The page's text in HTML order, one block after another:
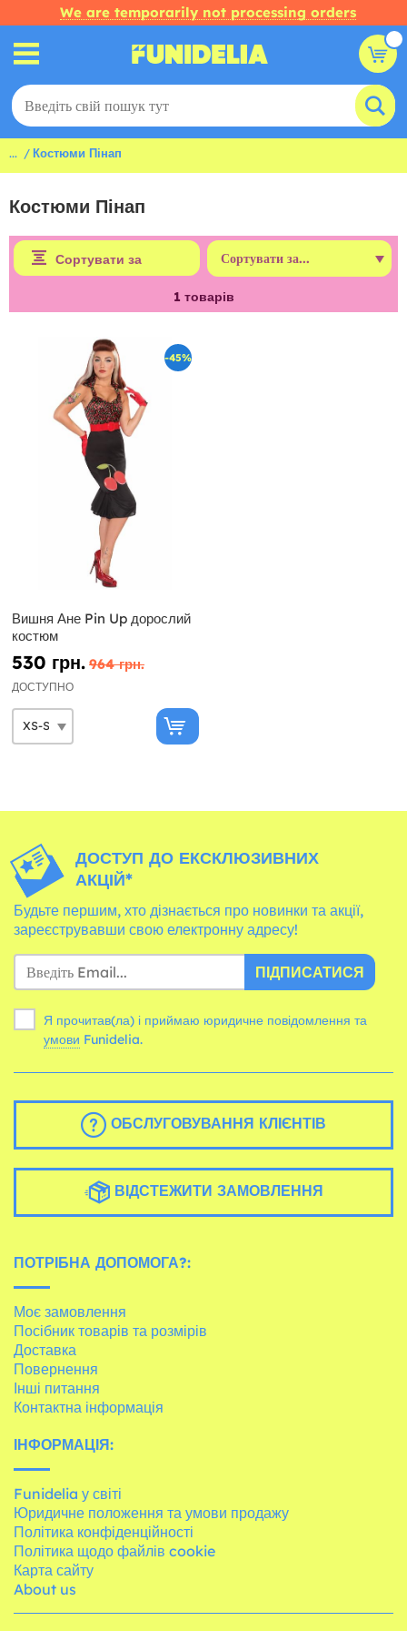
We are temporarily not processing orders
... Костюми Пінап
Костюми Пінап
Сортувати за
1 товарів
-45%
Вишня Ане Pin Up дорослий
костюм
530 грн. 964 грн.
ДОСТУПНО
ДОСТУП ДО ЕКСКЛЮЗИВНИХ
АКЦІЙ*
Будьте першим, хто дізнається про новинки та акції,
зареєструвавши свою електронну адресу!
ПІДПИСАТИСЯ
Я прочитав(ла) і приймаю юридичне повідомлення та
умови Funidelia.
ОБСЛУГОВУВАННЯ КЛІЄНТІВ
ВІДСТЕЖИТИ ЗАМОВЛЕННЯ
ПОТРІБНА ДОПОМОГА?:
Моє замовлення
Посібник товарів та розмірів
Доставка
Повернення
Інші питання
Контактна інформація
ІНФОРМАЦІЯ:
Funidelia у світі
Юридичне положення та умови продажу
Політика конфіденційності
Політика щодо файлів cookie
Карта сайту
About us